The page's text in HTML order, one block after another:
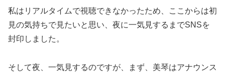
私はリアルタイムで視聴できなかったため、ここからは初
見の気持ちで見たいと思い、夜に一気見するまでSNSを
封印しました。
そして夜、一気見するのですが、まず、美琴はアナウンス